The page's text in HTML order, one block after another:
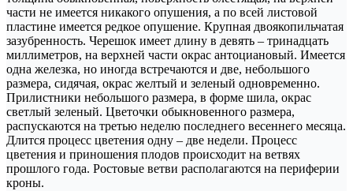
части не имеется никакого опушения, а по всей листовой
пластине имеется редкое опушение. Крупная двоякопильчатая
зазубренность. Черешок имеет длину в девять – тринадцать
миллиметров, на верхней части окрас антоциановый. Имеется
одна железка, но иногда встречаются и две, небольшого
размера, сидячая, окрас желтый и зеленый одновременно.
Прилистники небольшого размера, в форме шила, окрас
светлый зеленый. Цветочки обыкновенного размера,
распускаются на третью неделю последнего весеннего месяца.
Длится процесс цветения одну – две недели. Процесс
цветения и приношения плодов происходит на ветвях
прошлого года. Ростовые ветви располагаются на периферии
кроны.